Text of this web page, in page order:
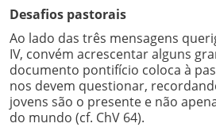
Desafios pastorais
Ao lado das três mensagens
IV, convém acrescentar alguns
documento pontifício coloca à
nos devem questionar,
jovens são o presente e não
do mundo (cf. ChV 64).